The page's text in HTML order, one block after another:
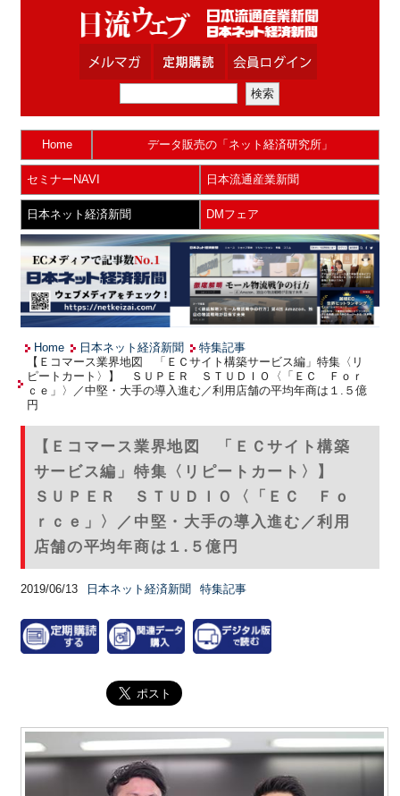
Home データ販売の「ネット経済研究所」
セミナーNAVI 日本流通産業新聞
日本ネット経済新聞 DMフェア
Home 日本ネット経済新聞
特集記事
【Ｅコマース業界地図 「ＥＣサイト構築サービス編」特集〈リ
ピートカート〉】 ＳＵＰＥＲ ＳＴＵＤＩＯ〈「ＥＣ Ｆｏｒ
ｃｅ」〉／中堅・大手の導入進む／利用店舗の平均年商は１.５億
円
【Ｅコマース業界地図 「ＥＣサイト構築
サービス編」特集〈リピートカート〉】
ＳＵＰＥＲ ＳＴＵＤＩＯ〈「ＥＣ Ｆｏ
ｒｃｅ」〉／中堅・大手の導入進む／利用
店舗の平均年商は１.５億円
2019/06/13 日本ネット経済新聞 特集記事